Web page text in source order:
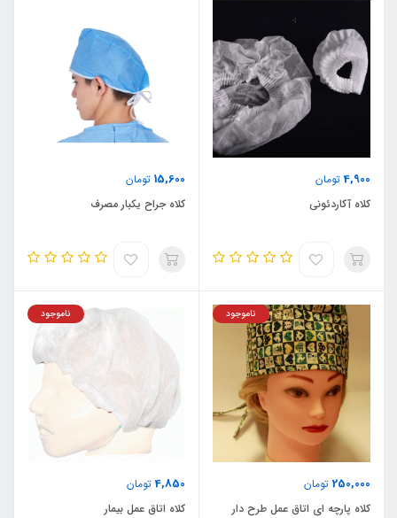
4,900تومان
کلاه آکاردئونی
15,600 تومان
کلاه جراح یکبار مصرف
250,000 تومان
ناموجود
کلاه پارچه ای اتاق عمل طرح دار
4,850تومان
ناموجود
کلاه اتاق عمل بیمار